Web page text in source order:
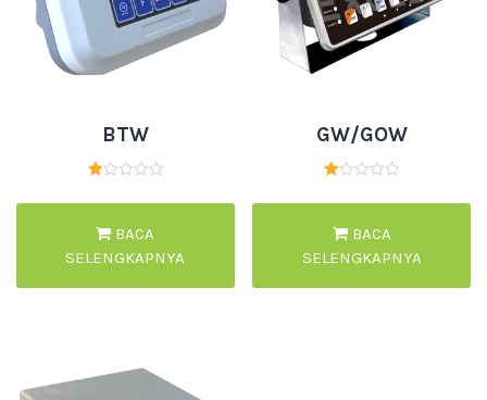
BTW
1.00
5
BACA
SELENGKAPNYA
GW/GOW
1.00
5
BACA
SELENGKAPNYA